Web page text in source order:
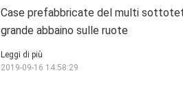
Case prefabbricate del multi
grande abbaino sulle ruote
Leggi di più
2019-09-16 14:58:29